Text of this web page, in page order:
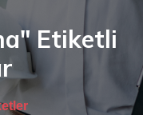
Etiketli